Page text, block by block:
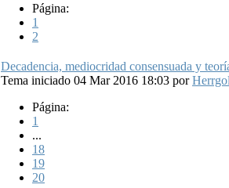
Página:
1
2
Decadencia, mediocridad consensuada y
Tema iniciado 04 Mar 2016 18:03 por
Página:
1
...
18
19
20